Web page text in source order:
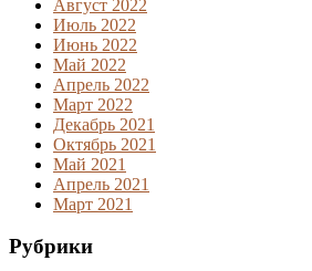
Август 2022
Июль 2022
Июнь 2022
Май 2022
Апрель 2022
Март 2022
Декабрь 2021
Октябрь 2021
Май 2021
Апрель 2021
Март 2021
Рубрики